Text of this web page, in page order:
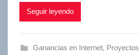
Seguir leyendo
Ganancias en Internet, Proyectos